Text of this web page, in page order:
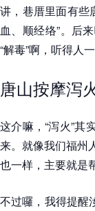
讲，巷厝里面有些
血、顺经络”。后
“解毒”啊，听得人一
唐山按摩泻
这介嘛，“泻火”其
来。就像我们福州
也一样，主要就是
不过囉，我得提醒